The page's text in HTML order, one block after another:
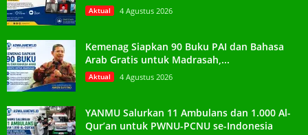
Aktual 4 Agustus 2026
Kemenag Siapkan 90 Buku PAI dan Bahasa
Arab Gratis untuk Madrasah,...
Aktual 4 Agustus 2026
YANMU Salurkan 11 Ambulans dan 1.000 Al-
Qur’an untuk PWNU-PCNU se-Indonesia